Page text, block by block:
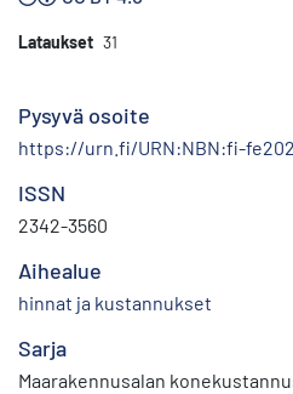
Lataukset 31
Pysyvä osoite
https://urn.fi/URN:NBN:fi-
ISSN
2342-3560
Aihealue
hinnat ja kustannukset
Sarja
Maarakennusalan